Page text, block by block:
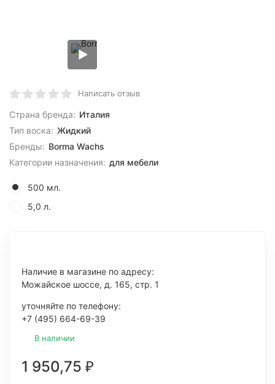
Написать отзыв
Страна бренда: Италия
Тип воска: Жидкий
Бренды: Borma Wachs
Категории назначения: для мебели
500 мл.
5,0 л.
Наличие в магазине по адресу:
Можайское шоссе, д. 165, стр. 1
уточняйте по телефону:
+7 (495) 664-69-39
В наличии
1 950,75 ₽